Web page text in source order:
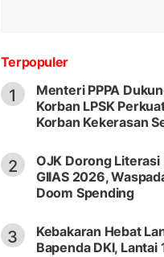
Terpopuler
1
Menteri PPPA
Korban LPSK
Korban Kekerasan
2
OJK Dorong Literasi
GIIAS 2026,
Doom Spending
3
Kebakaran Hebat
Bapenda DKI, Lantai